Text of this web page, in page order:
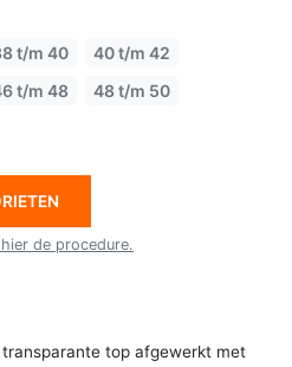
t/m 40
40 t/m 42
t/m 48
48 t/m 50
hier de procedure.
top afgewerkt met